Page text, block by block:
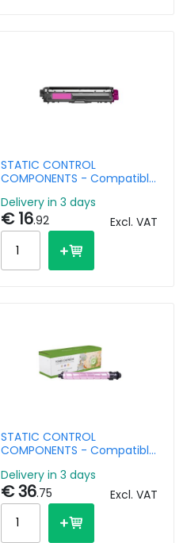
STATIC CONTROL
COMPONENTS - Compatible
241m/tn-221m Magenta 1.4k
Pages
Delivery in 3 days
€ 16.92 Excl. VAT
STATIC CONTROL
COMPONENTS - Compatible
842313 Magenta 10.5k Pages
- Remanufactured
Delivery in 3 days
€ 36.75 Excl. VAT